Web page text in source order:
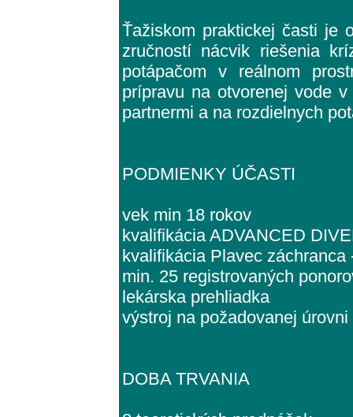
Ťažiskom praktickej časti je
zručností nácvik riešenia
potápačom v reálnom
prípravu na otvorenej vode
partnermi a na rozdielnych
PODMIENKY ÚČASTI
vek min 18 rokov
kvalifikácia ADVANCED
kvalifikácia Plavec záchranca
min. 25 registrovaných
lekárska prehliadka
výstroj na požadovanej úrovni
DOBA TRVANIA